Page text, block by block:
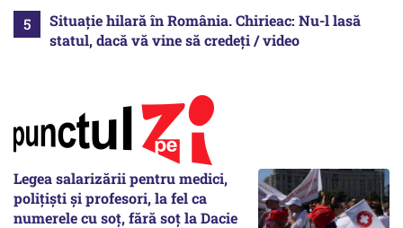
Situație hilară în România. Chirieac: Nu-l lasă
statul, dacă vă vine să credeți / video
Legea salarizării pentru medici,
polițiști și profesori, la fel ca
numerele cu soț, fără soț la Dacie